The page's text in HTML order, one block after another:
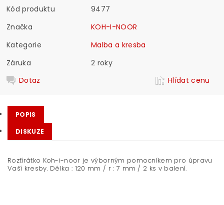
Kód produktu
9477
Značka
KOH-I-NOOR
Kategorie
Malba a kresba
Záruka
2 roky
Dotaz
Hlídat cenu
POPIS
DISKUZE
Roztírátko Koh-i-noor je výborným pomocníkem pro úpravu
Vaší kresby. Délka : 120 mm / r : 7 mm / 2 ks v balení.